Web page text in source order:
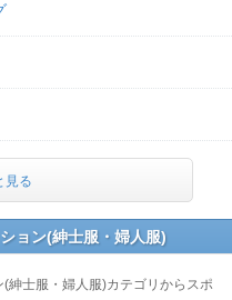
見る
ョン(紳士服・婦人服)
紳士服・婦人服)カテゴリからスポ